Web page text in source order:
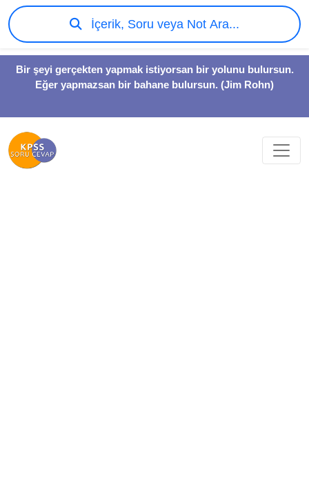
Bir şeyi gerçekten yapmak istiyorsan bir yolunu bulursun.
Eğer yapmazsan bir bahane bulursun. (Jim Rohn)
İçerik, Soru veya Not Ara...